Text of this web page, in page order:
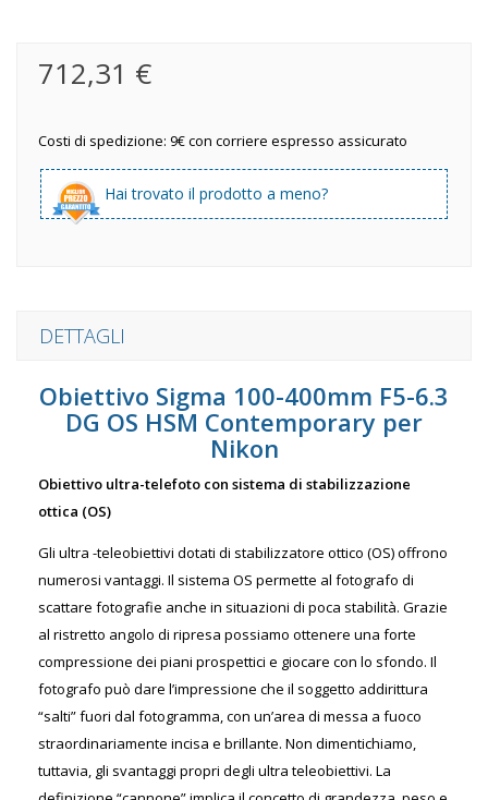
712,31 €
Costi di spedizione: 9€ con corriere espresso assicurato
Hai trovato il prodotto a meno?
DETTAGLI
Obiettivo Sigma 100-400mm F5-6.3
DG OS HSM Contemporary per
Nikon
Obiettivo ultra-telefoto con sistema di stabilizzazione
ottica (OS)
Gli ultra -teleobiettivi dotati di stabilizzatore ottico (OS) offrono
numerosi vantaggi. Il sistema OS permette al fotografo di
scattare fotografie anche in situazioni di poca stabilità. Grazie
al ristretto angolo di ripresa possiamo ottenere una forte
compressione dei piani prospettici e giocare con lo sfondo. Il
fotografo può dare l’impressione che il soggetto addirittura
“salti” fuori dal fotogramma, con un’area di messa a fuoco
straordinariamente incisa e brillante. Non dimentichiamo,
tuttavia, gli svantaggi propri degli ultra teleobiettivi. La